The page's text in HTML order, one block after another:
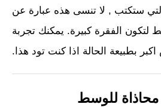
التي ستكتب , لا تنسى هذه عبارة عن
لتكون الفقرة كبيرة. يمكنك تجربة
بطبيعة الحالة اذا كنت تود هذا.
للوسط